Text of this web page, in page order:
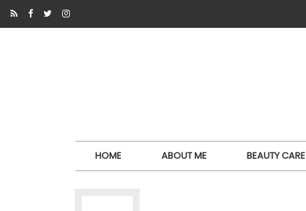
HOME ABOUT ME BEAUTY CARE